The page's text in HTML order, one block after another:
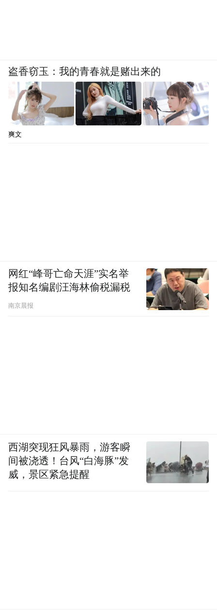
盗香窃玉：我的青春就是赌出来的
爽文
网红“峰哥亡命天涯”实名举
报知名编剧汪海林偷税漏税
南京晨报
西湖突现狂风暴雨，游客瞬
间被浇透！台风“白海豚”发
威，景区紧急提醒